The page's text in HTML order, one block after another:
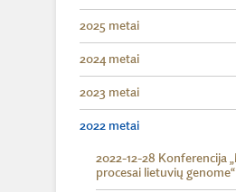
2025 metai
2024 metai
2023 metai
2022 metai
2022-12-28 Konferencija
procesai lietuvių genome“